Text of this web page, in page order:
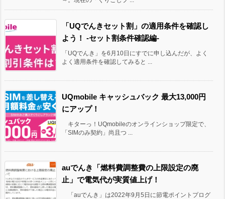
「UQでんきセット割」の適用条件を確認し
よう！ -セット割条件確認編-
「UQでんき」を6月10日にすでに申し込んだが、よく
よく適用条件を確認してみると ...
UQmobile キャッシュバック 最大13,000円
にアップ！
キターっ！UQmobileのオンラインショップ限定で、
「SIMのみ契約」尚且つ ...
auでんき「燃料費調整費の上限設定の廃
止」で電気代が実質値上げ！
「auでんき」は2022年9月5日に節電ポイントプログ